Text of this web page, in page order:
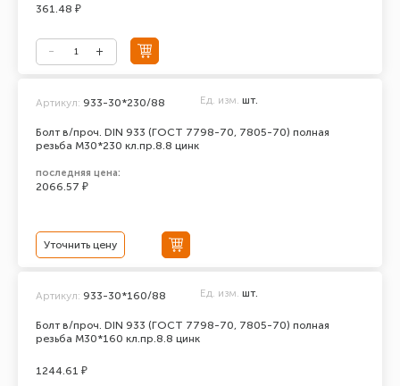
361.48 ₽
Болт в/проч. DIN 933 (ГОСТ 7798-70, 7805-70) полная
резьба М30*230 кл.пр.8.8 цинк
Артикул: 933-30*230/88 Ед. изм. шт.
последняя цена:
2066.57 ₽
Уточнить цену
Болт в/проч. DIN 933 (ГОСТ 7798-70, 7805-70) полная
резьба М30*160 кл.пр.8.8 цинк
Артикул: 933-30*160/88 Ед. изм. шт.
1244.61 ₽